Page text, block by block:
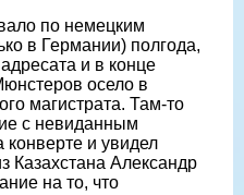
по немецким
в Германии) полгода,
и в конце
осело в
магистрата. Там-то
с невиданным
и увидел
Казахстана Александр
на то, что